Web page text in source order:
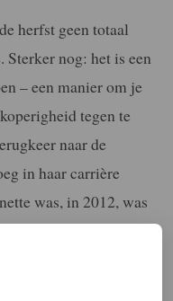
herfst geen totaal
nog: het is een
– een manier om je
tegen te
naar de
in haar carrière
was, in 2012, was
platina
gedaan
Sally